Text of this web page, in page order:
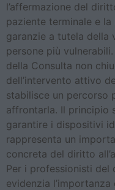
l’affermazione del
paziente terminale e
garanzie a tutela della
persone più
della Consulta non
dell’intervento attivo
stabilisce un percorso
affrontarla. Il principio
garantire i dispositivi
rappresenta un
concreta del diritto
Per i professionisti del
evidenzia